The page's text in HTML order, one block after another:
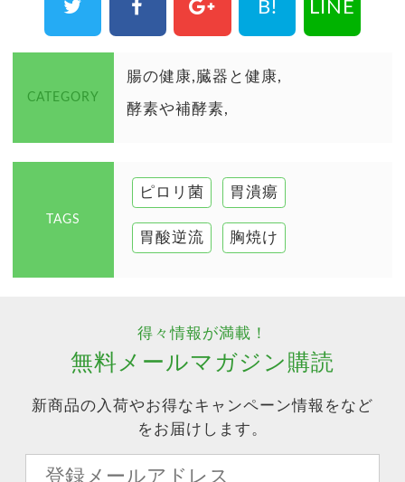
B! LINE
CATEGORY
腸の健康 臓器と健康
酵素や補酵素
TAGS
ピロリ菌 胃潰瘍
胃酸逆流 胸焼け
得々情報が満載！
無料メールマガジン購読
新商品の入荷やお得なキャンペーン情報をなど
をお届けします。